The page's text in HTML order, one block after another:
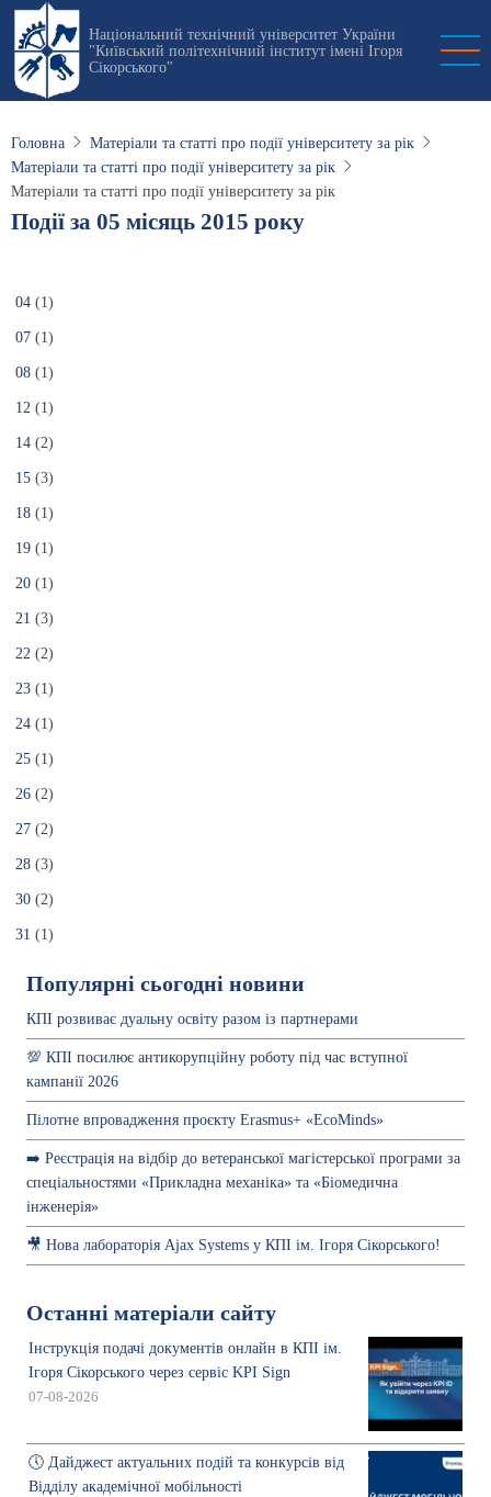
Перейти
основного
вмісту
Національний технічний університет України
"Київський політехнічний інститут імені Ігоря
Сікорського"
Головна
Матеріали та статті про події університету за рік
Матеріали та статті про події університету за рік
Матеріали та статті про події університету за рік
Події за 05 місяць 2015 року
04 (1)
07 (1)
08 (1)
12 (1)
14 (2)
15 (3)
18 (1)
19 (1)
20 (1)
21 (3)
22 (2)
23 (1)
24 (1)
25 (1)
26 (2)
27 (2)
28 (3)
30 (2)
31 (1)
Популярні сьогодні новини
КПІ розвиває дуальну освіту разом із партнерами
💯 КПІ посилює антикорупційну роботу під час вступної
кампанії 2026
Пілотне впровадження проєкту Erasmus+ «EcoMinds»
➡️ Реєстрація на відбір до ветеранської магістерської програми за
спеціальностями «Прикладна механіка» та «Біомедична
інженерія»
🎥 Нова лабораторія Ajax Systems у КПІ ім. Ігоря Сікорського!
Останні матеріали сайту
Інструкція подачі документів онлайн в КПІ ім.
Ігоря Сікорського через сервіс KPI Sign
07-08-2026
🕔 Дайджест актуальних подій та конкурсів від
Відділу академічної мобільності